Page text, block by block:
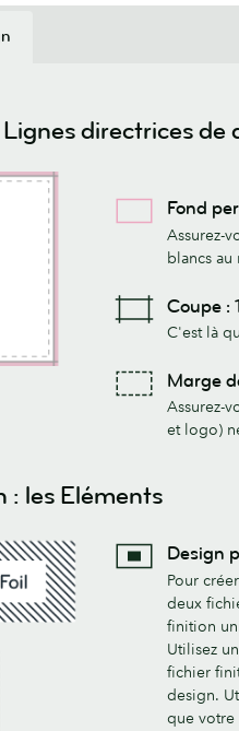
directrices de
Fond
Assurez-
blancs
Coupe :
C'est là
Marge
Assurez-
et logo)
: les Eléments
Design
Pour
deux
finition
Utilisez
fichier
design.
que votre